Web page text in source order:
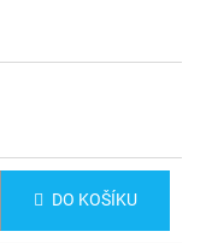
DO KOŠÍKU